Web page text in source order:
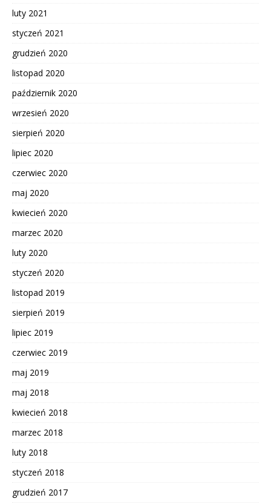
luty 2021
styczeń 2021
grudzień 2020
listopad 2020
październik 2020
wrzesień 2020
sierpień 2020
lipiec 2020
czerwiec 2020
maj 2020
kwiecień 2020
marzec 2020
luty 2020
styczeń 2020
listopad 2019
sierpień 2019
lipiec 2019
czerwiec 2019
maj 2019
maj 2018
kwiecień 2018
marzec 2018
luty 2018
styczeń 2018
grudzień 2017